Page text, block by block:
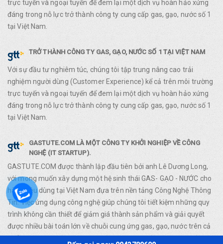
trực tuyến và ngoại tuyến để đem lại một dịch vụ hoàn hảo xứng
đáng trong nỗ lực trở thành công ty cung cấp gas, gạo, nước số 1
tại Việt Nam.
TRỞ THÀNH CÔNG TY GAS, GẠO, NƯỚC SỐ 1 TẠI VIỆT NAM
Với sự đầu tư nghiêm túc, chúng tôi tập trung nâng cao trải
nghiệm người dùng (Customer Experience) kể cả trên môi trường
trực tuyến và ngoại tuyến để đem lại một dịch vụ hoàn hảo xứng
đáng trong nỗ lực trở thành công ty cung cấp gas, gạo, nước số 1
tại Việt Nam.
GASTUTE.COM LÀ MỘT CÔNG TY KHỞI NGHIỆP VỀ CÔNG
NGHỆ (IT STARTUP).
GASTUTE.COM được thành lập đầu tiên bởi anh Lê Dương Long,
với mong muốn xây dựng một hệ sinh thái GAS- GẠO - NƯỚC cho
hàng tiêu dùng tại Việt Nam đựa trên nền tảng Công Nghệ Thông
Tin. Việc ứng dụng công nghệ giúp chúng tôi tiết kiệm những quy
trình không cần thiết để giảm giá thành sản phẩm và giải quyết
được nhiều bài toán lớn về chuỗi cung ứng gas, gạo, nước trên cả
nước.